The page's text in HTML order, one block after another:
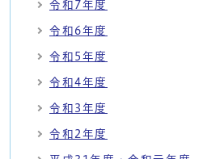
令和7年度
令和6年度
令和5年度
令和4年度
令和3年度
令和2年度